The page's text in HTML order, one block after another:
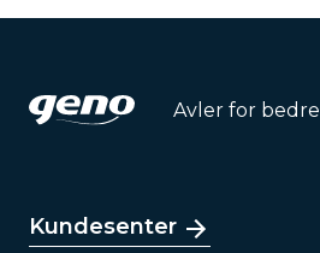
Avler for bedre
Kundesenter